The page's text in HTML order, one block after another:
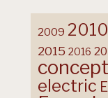
2009 2010
2015 2016
concept
electric